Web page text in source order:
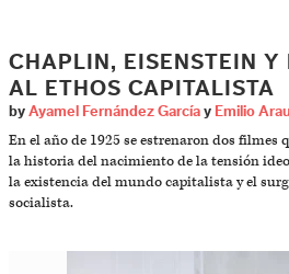
CHAPLIN, EISENSTEIN Y
AL ETHOS CAPITALISTA
by Ayamel Fernández García y Emilio
En el año de 1925 se estrenaron dos filmes
la historia del nacimiento de la tensión
la existencia del mundo capitalista y el
socialista.